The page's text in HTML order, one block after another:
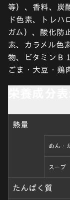
等）、香料、炭
ド色素、トレハ
ガム）、酸化防
素、カラメル色
物、ビタミンＢ
ごま・大豆・鶏
熱量
めん・
スープ
たんぱく質